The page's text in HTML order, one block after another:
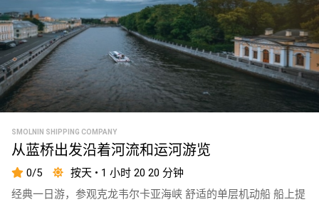
SMOLNIN SHIPPING COMPANY
从蓝桥出发沿着河流和运河游览
0/5
按天 • 1 小时 20 20 分钟
经典一日游，参观克龙韦尔卡亚海峡 舒适的单层机动船 船上提